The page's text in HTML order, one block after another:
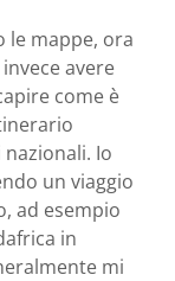
le mappe, ora
avere
come è
Io
un viaggio
ad esempio
in
mi